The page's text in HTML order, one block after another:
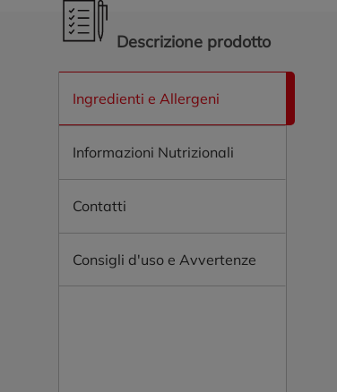
Descrizione prodotto
Ingredienti e Allergeni
Informazioni Nutrizionali
Contatti
Consigli d'uso e Avvertenze